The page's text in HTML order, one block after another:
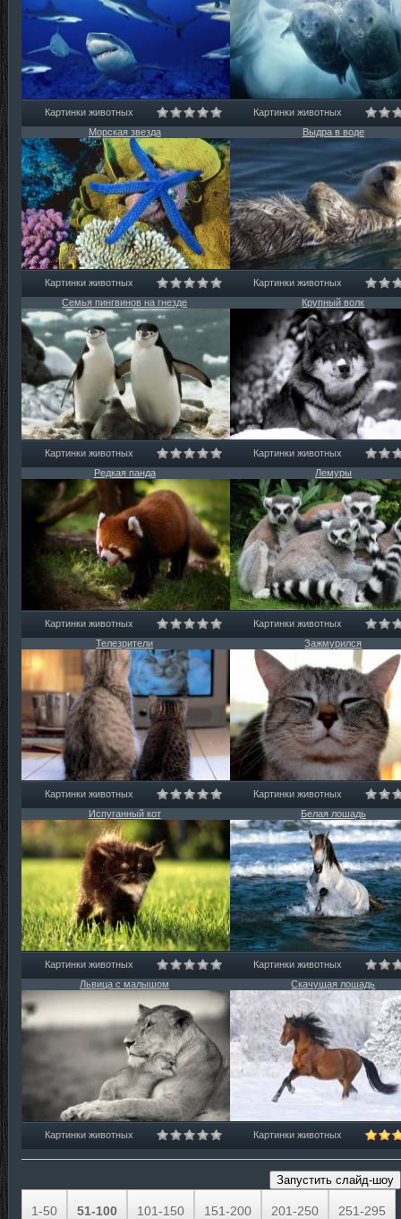
Картинки животных
Картинки животных
Морская звезда
Картинки животных
Выдра в воде
Картинки животных
Семья пингвинов на гнезде
Картинки животных
Крупный волк
Картинки животных
Редкая панда
Картинки животных
Лемуры
Картинки животных
Телезрители
Картинки животных
Зажмурился
Картинки животных
Испуганный кот
Картинки животных
Белая лошадь
Картинки животных
Львица с малышом
Картинки животных
Скачущая лошадь
Картинки животных
1-50 51-100 101-150 151-200 201-250 251-295